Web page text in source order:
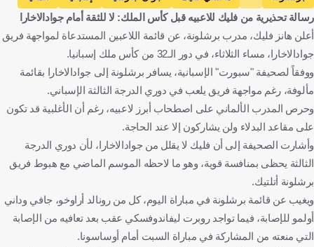
كرة قدم
رسالة تحذيرية من فليك للاعبيه قبل كأس الملك: لا للثقة أمام جوادالاخارا
أعلن هانز فليك، مدرب برشلونة، عن قائمة اللاعبين المستدعاة لمواجهة فريق
جوادالاخارا، مساء الثلاثاء، في دور الـ32 من كأس ملك إسبانيا.
ووفقاً لصحيفة "سبورت" الإسبانية، يسافر برشلونة إلى جوادالاخارا بقائمة
مألوفة، رغم مواجهة فريق يلعب في دوري الدرجة الثالثة الإسباني.
وحرص المدرب الألماني على اصطحاب أبرز لاعبيه، رغم أن الأغلبية قد تكون
على مقاعد البدلاء ولن يشاركون إلا عند الحاجة.
وأشارت الصحيفة إلى أن فليك لا يقلل من جوادالاخارا، لأن دوري الدرجة
الثالثة يحظى بمنافسة قوية، وهو ما لاحظه الموسم الماضي مع هبوط فريق
برشلونة أتلتيك.
ويغيب عن قائمة برشلونة في مباراة اليوم، كل من رونالد أراوخو، جافي وداني
أولمو للإصابة، فيما تواجد روبرت ليفاندوفسكي عقب بعد تعافيه من الإصابة
التي منعته من المشاركة في مباراة السبت أمام أوساسونا.